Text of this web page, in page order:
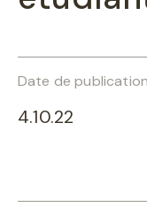
Date de publication
4.10.22